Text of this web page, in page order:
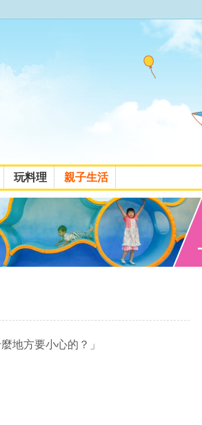
玩料理 親子生活
地方要小心的？」